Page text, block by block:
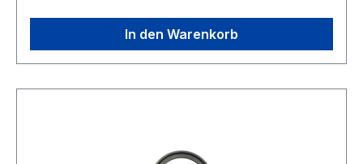
In den Warenkorb